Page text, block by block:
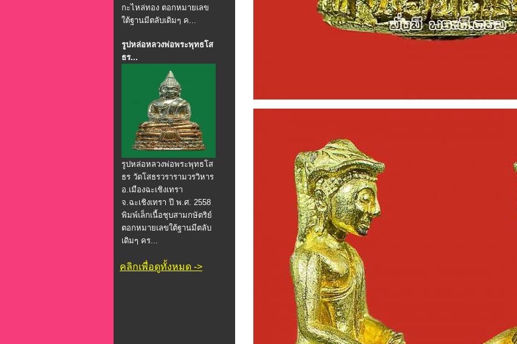
กะไหล่ทอง ตอกหมายเลข
ใต้ฐานมีตลับเดิมๆ ค...
รูปหล่อหลวงพ่อพระพุทธโส
ธร...
รูปหล่อหลวงพ่อพระพุทธโส
ธร วัดโสธรวรารามวรวิหาร
อ.เมืองฉะเชิงเทรา
จ.ฉะเชิงเทรา ปี พ.ศ. 2558
พิมพ์เล็กเนื้อชุบสามกษัตริย์
ตอกหมายเลขใต้ฐานมีตลับ
เดิมๆ คร...
คลิกเพื่อดูทั้งหมด ->